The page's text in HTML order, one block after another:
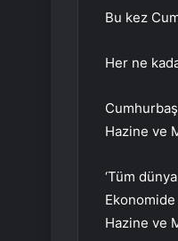
Bu kez
Her ne
Hazine ve
‘Tüm
Hazine ve